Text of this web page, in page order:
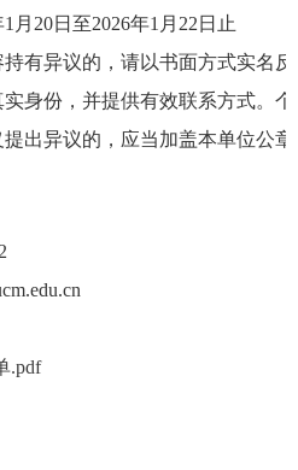
1 月 20日至2026年1 月 22 日止
有异议的，请以书面方式实名
身份，并提供有效联系方式。
出异议的，应当加盖本单位公
.pdf